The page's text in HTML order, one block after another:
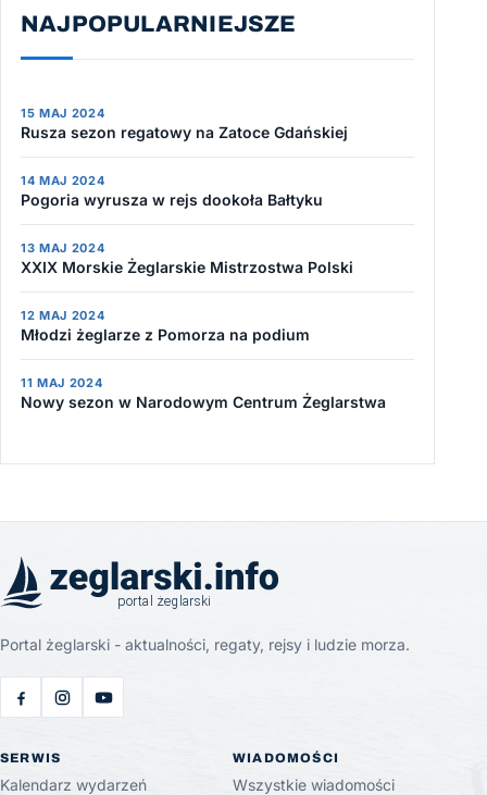
NAJPOPULARNIEJSZE
15 MAJ 2024
Rusza sezon regatowy na Zatoce Gdańskiej
14 MAJ 2024
Pogoria wyrusza w rejs dookoła Bałtyku
13 MAJ 2024
XXIX Morskie Żeglarskie Mistrzostwa Polski
12 MAJ 2024
Młodzi żeglarze z Pomorza na podium
11 MAJ 2024
Nowy sezon w Narodowym Centrum Żeglarstwa
Portal żeglarski - aktualności, regaty, rejsy i ludzie morza.
SERWIS
Kalendarz wydarzeń
WIADOMOŚCI
Wszystkie wiadomości